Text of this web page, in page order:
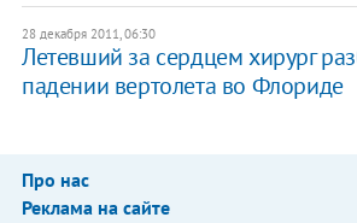
28 декабря 2011, 06:30
Летевший за сердцем хирург
падении вертолета во Флориде
Про нас
Реклама на сайте